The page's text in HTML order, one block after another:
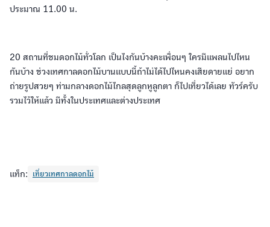
ประมาณ 11.00 น.
20 สถานที่ชมดอกไม้ทั่วโลก เป็นไงกันบ้างคะเพื่อนๆ ใครมีแพลนไปไหน
กันบ้าง ช่วงเทศกาลดอกไม้บานแบบนี้ถ้าไม่ได้ไปไหนคงเสียดายแย่ อยาก
ถ่ายรูปสวยๆ ท่ามกลางดอกไม้ไกลสุดลูกหูลูกตา ก็ไปเที่ยวได้เลย ทัวร์ครับ
รวมไว้ให้แล้ว มีทั้งในประเทศและต่างประเทศ
แท็ก: เที่ยวเทศกาลดอกไม้